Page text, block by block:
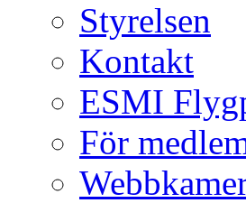
Styrelsen
Kontakt
ESMI
För